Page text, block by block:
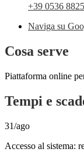
+39 0536
Naviga su
Cosa serve
Piattaforma online
Tempi e
31/ago
Accesso al sistema: